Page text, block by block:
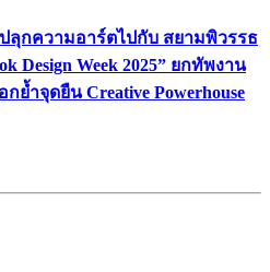
ลุกความอาร์ตไปกับ สยามพิวรรธ
Design Week 2025” ยกทัพงาน
ย้ำจุดยืน Creative Powerhouse